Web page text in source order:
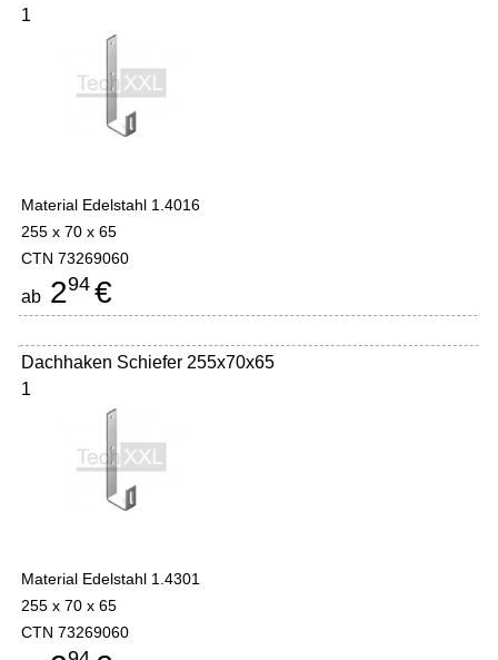
1
Material Edelstahl 1.4016
255 x 70 x 65
CTN 73269060
ab 294 €
Dachhaken Schiefer 255x70x65
1
Material Edelstahl 1.4301
255 x 70 x 65
CTN 73269060